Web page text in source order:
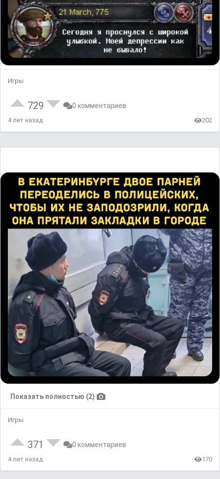
Игры
729 0 комментариев
4 лет назад 202
Показать полностью (2)
Игры
371 0 комментариев
4 лет назад 170